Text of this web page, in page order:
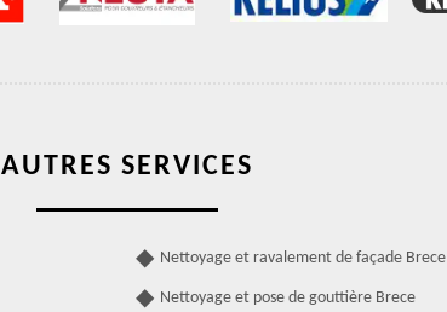
AUTRES SERVICES
Nettoyage et ravalement de façade Brece
Nettoyage et pose de gouttière Brece